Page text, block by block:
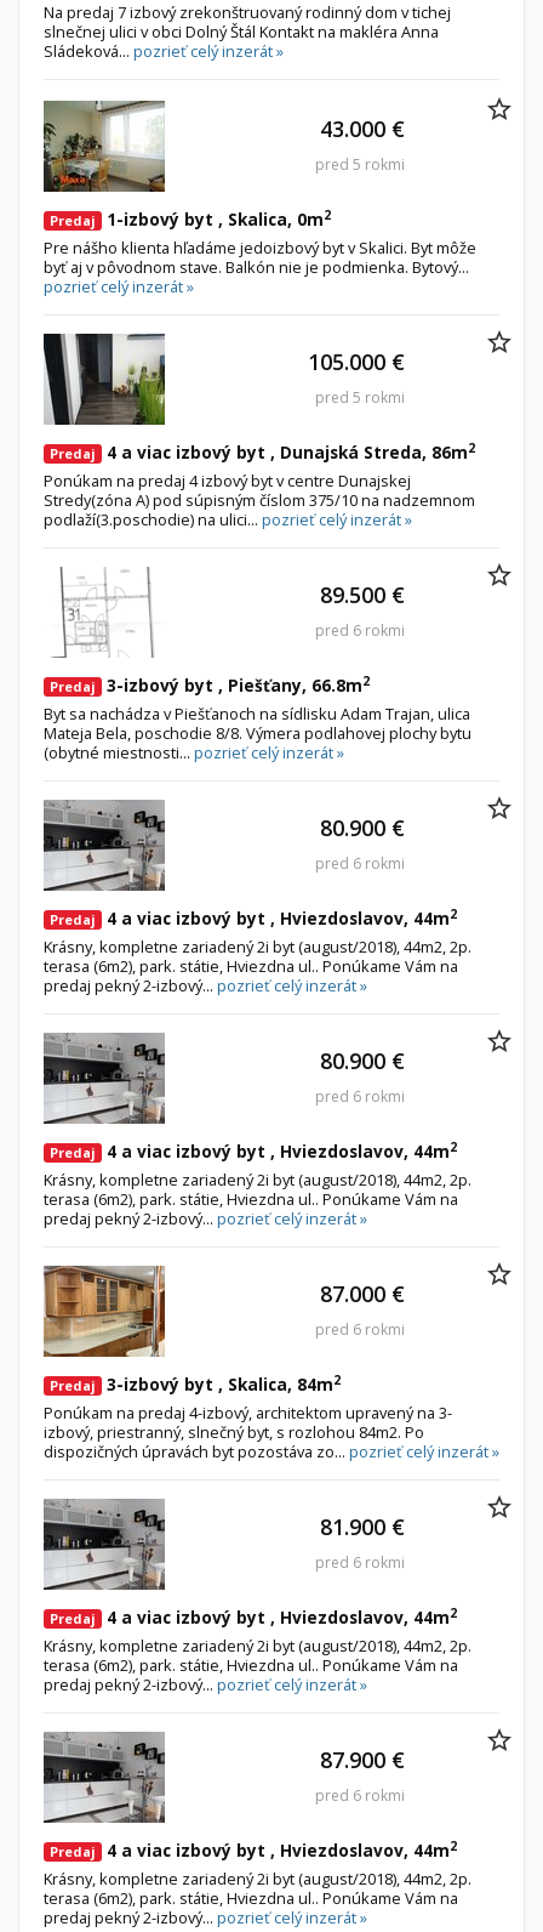
Na predaj 7 izbový zrekonštruovaný rodinný dom v tichej
slnečnej ulici v obci Dolný Štál Kontakt na makléra Anna
Sládeková... pozrieť celý inzerát »
Predaj 1-izbový byt , Skalica, 0m2
Pre nášho klienta hľadáme jedoizbový byt v Skalici. Byt môže
byť aj v pôvodnom stave. Balkón nie je podmienka. Bytový...
pozrieť celý inzerát »
43.000 €
pred 5 rokmi
Predaj 4 a viac izbový byt , Dunajská Streda, 86m2
Ponúkam na predaj 4 izbový byt v centre Dunajskej
Stredy(zóna A) pod súpisným číslom 375/10 na nadzemnom
podlaží(3.poschodie) na ulici... pozrieť celý inzerát »
105.000 €
pred 5 rokmi
Predaj 3-izbový byt , Piešťany, 66.8m2
Byt sa nachádza v Piešťanoch na sídlisku Adam Trajan, ulica
Mateja Bela, poschodie 8/8. Výmera podlahovej plochy bytu
(obytné miestnosti... pozrieť celý inzerát »
89.500 €
pred 6 rokmi
Predaj 4 a viac izbový byt , Hviezdoslavov, 44m2
Krásny, kompletne zariadený 2i byt (august/2018), 44m2, 2p.
terasa (6m2), park. státie, Hviezdna ul.. Ponúkame Vám na
predaj pekný 2-izbový... pozrieť celý inzerát »
80.900 €
pred 6 rokmi
Predaj 4 a viac izbový byt , Hviezdoslavov, 44m2
Krásny, kompletne zariadený 2i byt (august/2018), 44m2, 2p.
terasa (6m2), park. státie, Hviezdna ul.. Ponúkame Vám na
predaj pekný 2-izbový... pozrieť celý inzerát »
80.900 €
pred 6 rokmi
Predaj 3-izbový byt , Skalica, 84m2
Ponúkam na predaj 4-izbový, architektom upravený na 3-
izbový, priestranný, slnečný byt, s rozlohou 84m2. Po
dispozičných úpravách byt pozostáva zo... pozrieť celý inzerát »
87.000 €
pred 6 rokmi
Predaj 4 a viac izbový byt , Hviezdoslavov, 44m2
Krásny, kompletne zariadený 2i byt (august/2018), 44m2, 2p.
terasa (6m2), park. státie, Hviezdna ul.. Ponúkame Vám na
predaj pekný 2-izbový... pozrieť celý inzerát »
81.900 €
pred 6 rokmi
Predaj 4 a viac izbový byt , Hviezdoslavov, 44m2
Krásny, kompletne zariadený 2i byt (august/2018), 44m2, 2p.
terasa (6m2), park. státie, Hviezdna ul.. Ponúkame Vám na
predaj pekný 2-izbový... pozrieť celý inzerát »
87.900 €
pred 6 rokmi